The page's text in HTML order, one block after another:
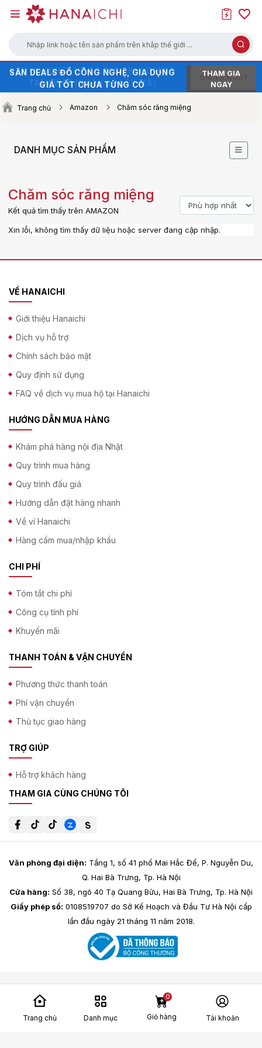
Nhập link hoặc tên sản phẩm trên khắp thế giới ...
HÀNG HOT XẢ KHO - GIÁ SALE CHẠM
ĐÁY
SĂN DEALS ĐỒ CÔNG NGHỆ, GIA DỤNG
GIÁ TỐT CHƯA TỪNG CÓ
THAM GIA
NGAY
SĂN VOUCHER UP TO 100K KHI ORDER
TRÊN WEB (NHẤN ĐỂ LẤY MÃ)
ORDER NGAY
Trang chủ Amazon Chăm sóc răng miệng
DANH MỤC SẢN PHẨM
Chăm sóc răng miệng
Kết quả tìm thấy trên AMAZON
Xin lỗi, không tìm thấy dữ liệu hoặc server đang cập nhập.
VỀ HANAICHI
Giới thiệu Hanaichi
Dịch vụ hỗ trợ
Chính sách bảo mật
Quy định sử dụng
FAQ về dịch vụ mua hộ tại Hanaichi
HƯỚNG DẪN MUA HÀNG
Khám phá hàng nội địa Nhật
Quy trình mua hàng
Quy trình đấu giá
Hướng dẫn đặt hàng nhanh
Về ví Hanaichi
Hàng cấm mua/nhập khẩu
CHI PHÍ
Tóm tắt chi phí
Công cụ tính phí
Khuyến mãi
THANH TOÁN & VẬN CHUYỂN
Phương thức thanh toán
Phí vận chuyển
Thủ tục giao hàng
TRỢ GIÚP
Hỗ trợ khách hàng
THAM GIA CÙNG CHÚNG TÔI
Văn phòng đại diện: Tầng 1, số 41 phố Mai Hắc Đế, P. Nguyễn Du,
Q. Hai Bà Trưng, Tp. Hà Nội
Cửa hàng: Số 38, ngõ 40 Tạ Quang Bửu, Hai Bà Trưng, Tp. Hà Nội
Giấy phép số: 0108519707 do Sở Kế Hoạch và Đầu Tư Hà Nội cấp
lần đầu ngày 21 tháng 11 năm 2018.
Trang chủ Danh mục Giỏ hàng
0
Tài khoản